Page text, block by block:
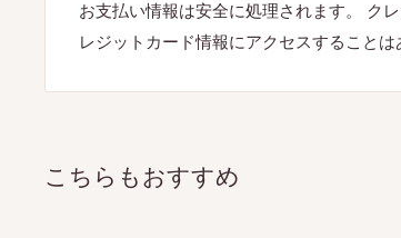
お支払い情報は安全に処理されます。 ク
レジットカード情報にアクセスすることは
こちらもおすすめ